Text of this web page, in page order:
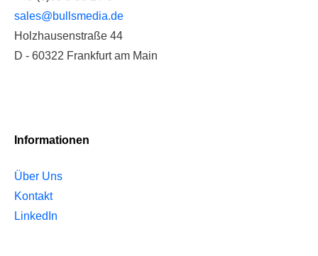
sales@bullsmedia.de
Holzhausenstraße 44
D - 60322 Frankfurt am Main
Informationen
Über Uns
Kontakt
LinkedIn